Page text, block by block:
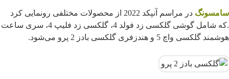
سامسونگ
در مراسم آنپکد 2022 از محصولات مختلفی رونمایی کرد
.که شامل گوشی گلکسی زد فولد 4، گلکسی زد فلیپ 4، سری ساعت
هوشمند گلکسی واچ 5 و هندزفری گلکسی بادز 2 پرو می‌شود.